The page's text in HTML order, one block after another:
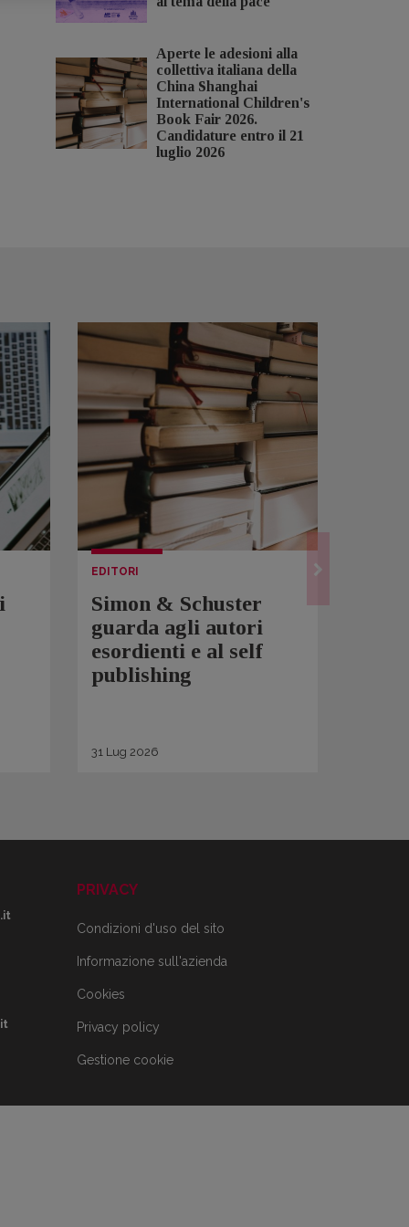
Aperte le adesioni alla
collettiva italiana della
China Shanghai
International Children's
Book Fair 2026.
Candidature entro il 21
luglio 2026
EDITORI
Simon & Schuster
guarda agli autori
esordienti e al self
publishing
31 Lug 2026
PRIVACY
Condizioni d'uso del sito
Informazione sull'azienda
Cookies
Privacy policy
Gestione cookie